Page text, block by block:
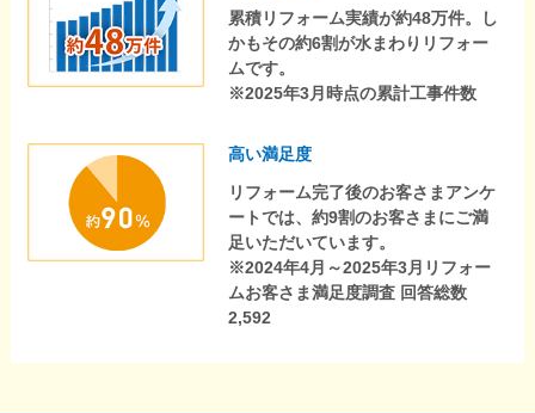
累積リフォーム実績が約48万件。し
かもその約6割が水まわりリフォー
ムです。
※2025年3月時点の累計工事件数
高い満足度
リフォーム完了後のお客さまアンケ
ートでは、約9割のお客さまにご満
足いただいています。
※2024年4月～2025年3月リフォー
ムお客さま満足度調査 回答総数
2,592